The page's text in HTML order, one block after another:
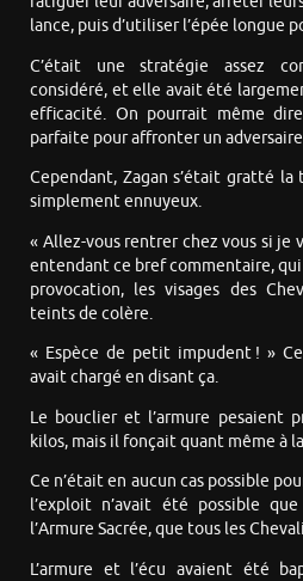
lance, puis d’utiliser l’épée longue
C’était une stratégie assez
considéré, et elle avait été
efficacité. On pourrait même
parfaite pour affronter un
Cependant, Zagan s’était gratté
simplement ennuyeux.
« Allez-vous rentrer chez vous si je
entendant ce bref commentaire,
provocation, les visages des
teints de colère.
« Espèce de petit impudent ! »
avait chargé en disant ça.
Le bouclier et l’armure pesaient
kilos, mais il fonçait quant même à
Ce n’était en aucun cas possible
l’exploit n’avait été possible
l’Armure Sacrée, que tous les
L’armure et l’écu avaient été